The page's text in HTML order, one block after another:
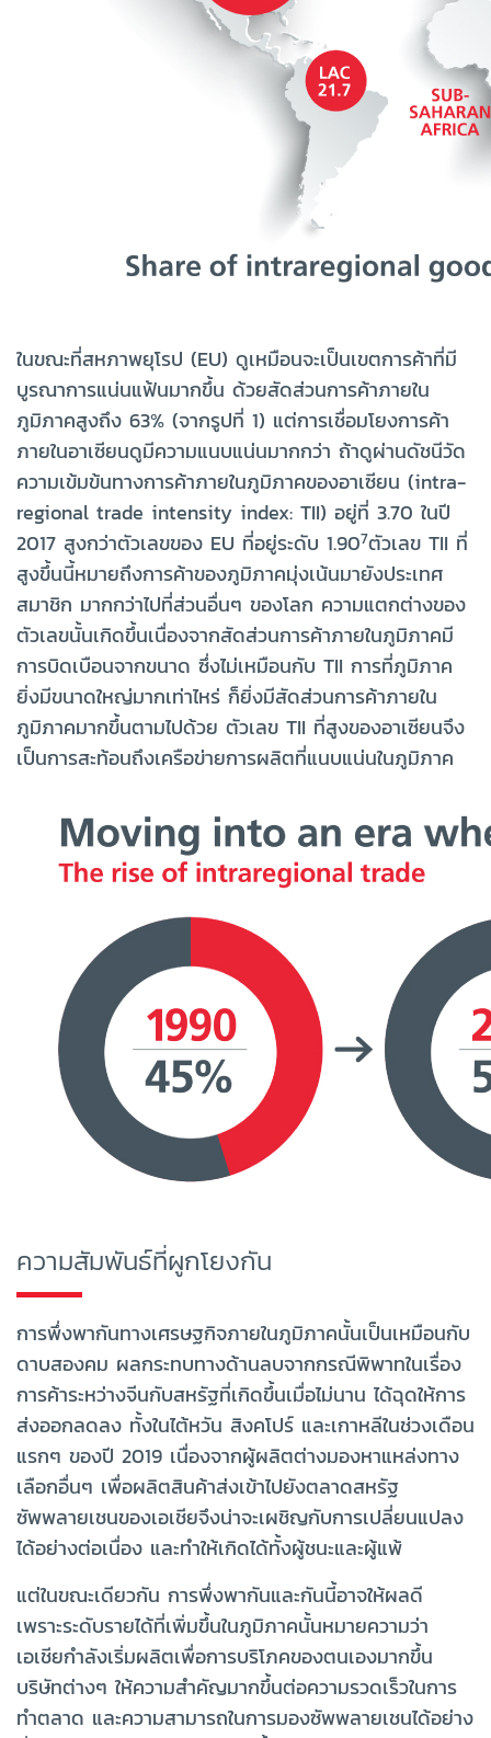
ในขณะที่สหภาพยุโรป (EU) ดูเหมือนจะเป็นเขตการค้าที่มี
บูรณาการแน่นแฟ้นมากขึ้น ด้วยสัดส่วนการค้าภายใน
ภูมิภาคสูงถึง 63% (จากรูปที่ 1) แต่การเชื่อมโยงการค้า
ภายในอาเซียนดูมีความแนบแน่นมากกว่า ถ้าดูผ่านดัชนีวัด
ความเข้มข้นทางการค้าภายในภูมิภาคของอาเซียน (intra-
regional trade intensity index: TII) อยู่ที่ 3.70 ในปี
2017 สูงกว่าตัวเลขของ EU ที่อยู่ระดับ 1.907ตัวเลข TII ที่
สูงขึ้นนี้หมายถึงการค้าของภูมิภาคมุ่งเน้นมายังประเทศ
สมาชิก มากกว่าไปที่ส่วนอื่นๆ ของโลก ความแตกต่างของ
ตัวเลขนั้นเกิดขึ้นเนื่องจากสัดส่วนการค้าภายในภูมิภาคมี
การบิดเบือนจากขนาด ซึ่งไม่เหมือนกับ TII การที่ภูมิภาค
ยิ่งมีขนาดใหญ่มากเท่าไหร่ ก็ยิ่งมีสัดส่วนการค้าภายใน
ภูมิภาคมากขึ้นตามไปด้วย ตัวเลข TII ที่สูงของอาเซียนจึง
เป็นการสะท้อนถึงเครือข่ายการผลิตที่แนบแน่นในภูมิภาค
ความสัมพันธ์ที่ผูกโยงกัน
การพึ่งพากันทางเศรษฐกิจภายในภูมิภาคนั้นเป็นเหมือนกับ
ดาบสองคม ผลกระทบทางด้านลบจากกรณีพิพาทในเรื่อง
การค้าระหว่างจีนกับสหรัฐที่เกิดขึ้นเมื่อไม่นาน ได้ฉุดให้การ
ส่งออกลดลง ทั้งในไต้หวัน สิงคโปร์ และเกาหลีในช่วงเดือน
แรกๆ ของปี 2019 เนื่องจากผู้ผลิตต่างมองหาแหล่งทาง
เลือกอื่นๆ เพื่อผลิตสินค้าส่งเข้าไปยังตลาดสหรัฐ
ซัพพลายเชนของเอเชียจึงน่าจะเผชิญกับการเปลี่ยนแปลง
ได้อย่างต่อเนื่อง และทำให้เกิดได้ทั้งผู้ชนะและผู้แพ้
แต่ในขณะเดียวกัน การพึ่งพากันและกันนี้อาจให้ผลดี
เพราะระดับรายได้ที่เพิ่มขึ้นในภูมิภาคนั้นหมายความว่า
เอเชียกำลังเริ่มผลิตเพื่อการบริโภคของตนเองมากขึ้น
บริษัทต่างๆ ให้ความสำคัญมากขึ้นต่อความรวดเร็วในการ
ทำตลาด และความสามารถในการมองซัพพลายเชนได้อย่าง